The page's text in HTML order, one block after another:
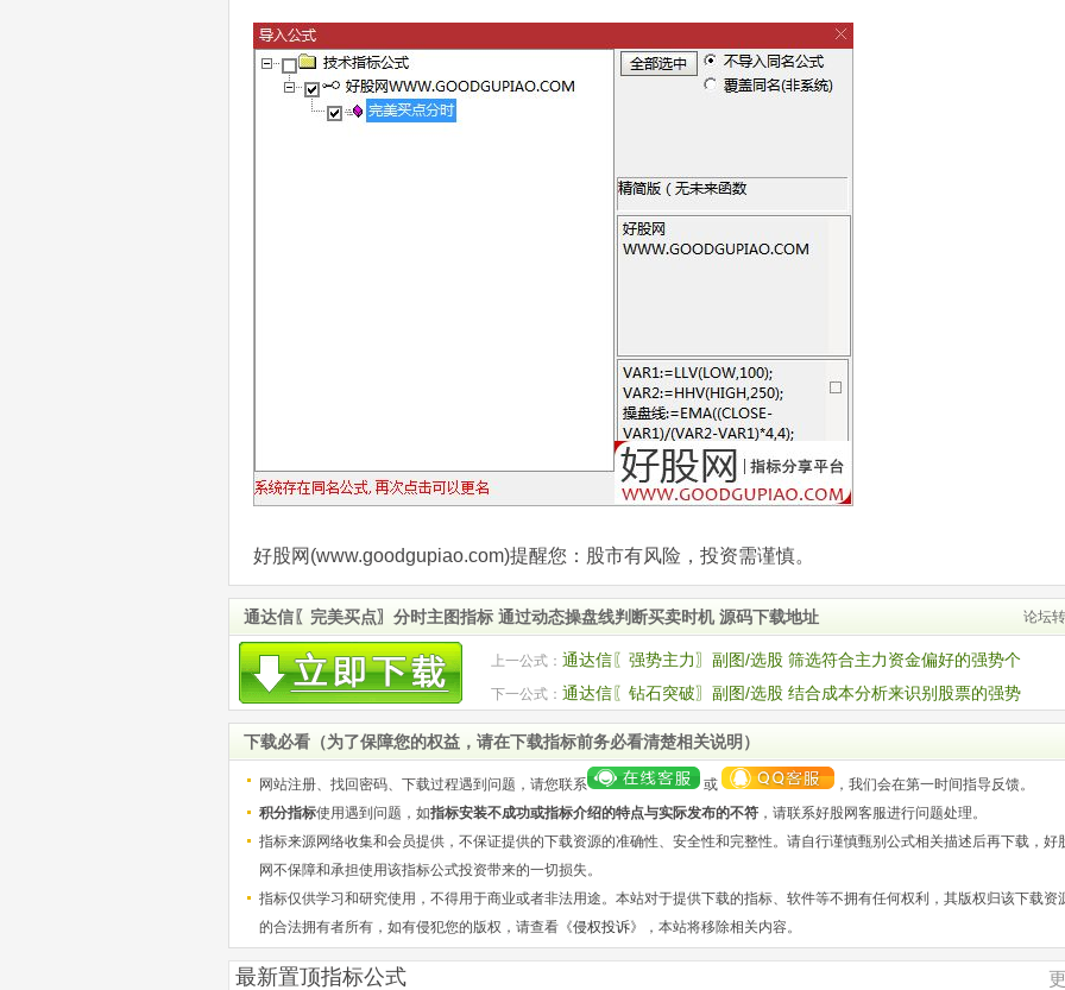
好股网(www.goodgupiao.com)提醒您：股市有风险，投资需谨慎。
通达信〖完美买点〗分时主图指标 通过动态操盘线判断买卖时机 源码下载地址 论坛
上一公式： 通达信〖强势主力〗副图/选股 筛选符合主力资金偏好的强势个
股 源码
下一公式： 通达信〖钻石突破〗副图/选股 结合成本分析来识别股票的强势
突破点 源码
下载必看（为了保障您的权益，请在下载指标前务必看清楚相关说明）
网站注册、找回密码、下载过程遇到问题，请您联系 或
，我们会在第一时间指导反馈。
积分指标使用遇到问题，如指标安装不成功或指标介绍的特点与实际发布的不符 ，请联系好股网客服进行问题处理。
指标来源网络收集和会员提供，不保证提供的下载资源的准确性、安全性和完整性。请自行谨慎甄别公式相关描述后再下载，好
网不保障和承担使用该指标公式投资带来的一切损失。
指标仅供学习和研究使用，不得用于商业或者非法用途。本站对于提供下载的指标、软件等不拥有任何权利，其版权归该下载资
的合法拥有者所有，如有侵犯您的版权，请查看《侵权投诉》，本站将移除相关内容。
最新置顶指标公式